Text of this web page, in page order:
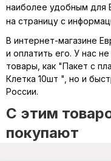
наиболее удобным для
на страницу с
В интернет-магазине
и оплатить его. У нас
товары, как "Пакет с
Клетка 10шт ", но и
России.
C этим
покупают